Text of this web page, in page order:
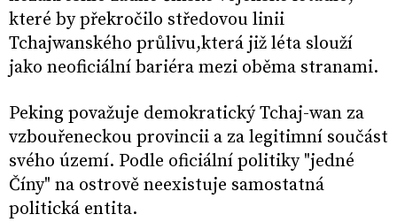
které by překročilo středovou linii
Tchajwanského průlivu,která již léta slouží
jako neoficiální bariéra mezi oběma stranami.
Peking považuje demokratický Tchaj-wan za
vzbouřeneckou provincii a za legitimní součást
svého území. Podle oficiální politiky "jedné
Číny" na ostrově neexistuje samostatná
politická entita.